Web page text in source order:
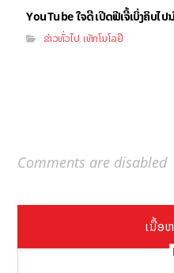
YouTube ໃຈດີ ເປີດຟີເຈີ້ເບິ່ງຄິບໄ
ຂ່າວທົ່ວໄປ ,ເທັກໂນໂລຢີ
Comments are disabled
ເນື້ອ